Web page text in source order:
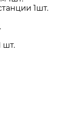
1шт.
шт.